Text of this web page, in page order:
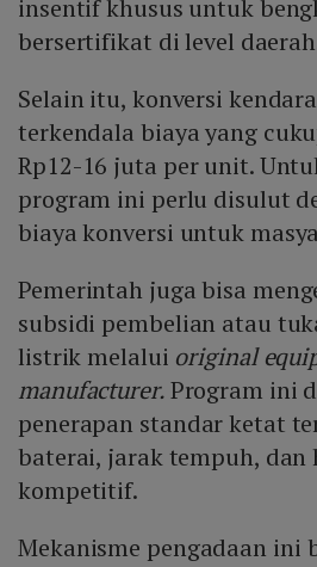
insentif khusus untuk
bersertifikat di level
Selain itu, konversi
terkendala biaya yang
Rp12-16 juta per unit.
program ini perlu disulut
biaya konversi untuk
Pemerintah juga bisa
subsidi pembelian atau
listrik melalui original
manufacturer.Program ini
penerapan standar ketat
baterai, jarak tempuh, dan
kompetitif.
Mekanisme pengadaan ini